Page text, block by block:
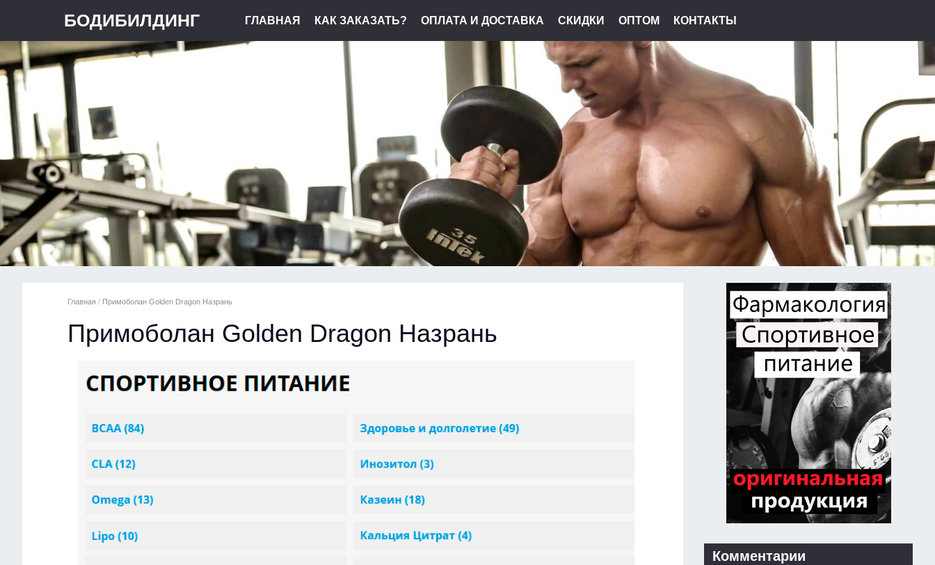
БОДИБИЛДИНГ ГЛАВНАЯ КАК ЗАКАЗАТЬ? ОПЛАТА И ДОСТАВКА СКИДКИ ОПТОМ КОНТАКТЫ
Главная / Примоболан Golden Dragon Назрань
Примоболан Golden Dragon Назрань
Комментарии